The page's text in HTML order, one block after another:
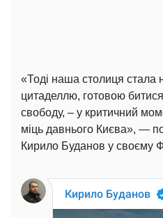
«Тоді наша столиця стала
цитаделлю, готовою
свободу, – у критичний
міць давнього Києва», —
Кирило Буданов у своєму